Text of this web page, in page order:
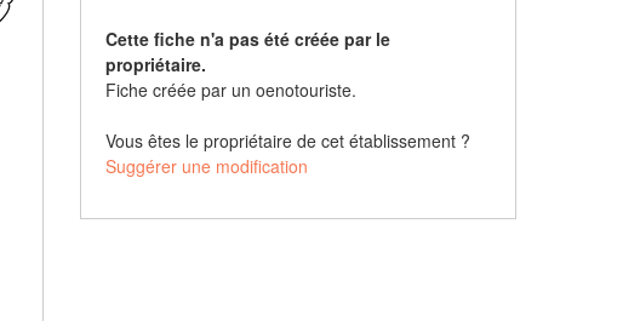
Cette fiche n'a pas été créée par le
propriétaire.
Fiche créée par un oenotouriste.
Vous êtes le propriétaire de cet établissement ?
Suggérer une modification